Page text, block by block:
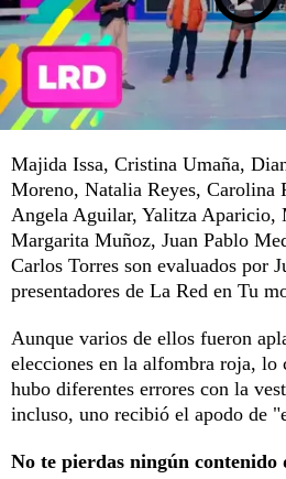
Majida Issa, Cristina Umaña,
Moreno, Natalia Reyes, Carolina
Angela Aguilar, Yalitza Aparicio,
Margarita Muñoz, Juan Pablo
Carlos Torres son evaluados por
presentadores de La Red en Tu
Aunque varios de ellos fueron
elecciones en la alfombra roja, lo
hubo diferentes errores con la
incluso, uno recibió el apodo de
No te pierdas ningún contenido